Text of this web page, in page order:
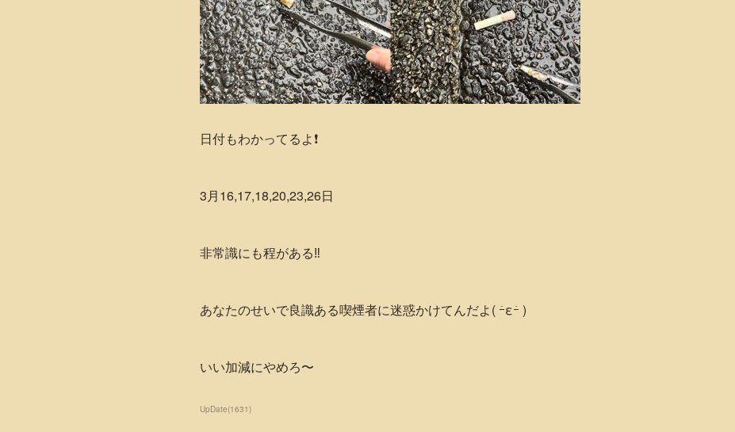
日付もわかってるよ❗️
3月16,17,18,20,23,26日
非常識にも程がある‼️
あなたのせいで良識ある喫煙者に迷惑かけてんだよ( ｰ̀εｰ́ )
いい加減にやめろ〜
UpDate(1631)